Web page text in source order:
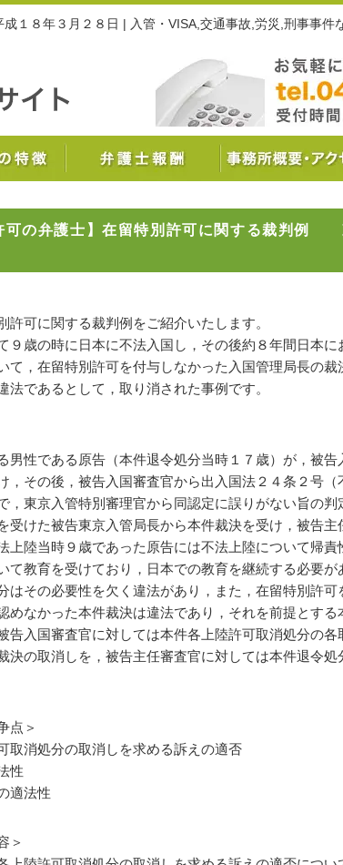
１８年３月２８日 | 入管・VISA,交通事故,労災,刑事事
可の弁護士】在留特別許可に関する裁判例
許可に関する裁判例をご紹介いたします。
９歳の時に日本に不法入国し，その後約８年間日本
て，在留特別許可を付与しなかった入国管理局長の裁
法であるとして，取り消された事例です。
男性である原告（本件退令処分当時１７歳）が，被
，その後，被告入国審査官から出入国法２４条２号
，東京入管特別審理官から同認定に誤りがない旨の
受けた被告東京入管局長から本件裁決を受け，被告
上陸当時９歳であった原告には不法上陸について帰責
て教育を受けており，日本での教育を継続する必要
はその必要性を欠く違法があり，また，在留特別許
めなかった本件裁決は違法であり，それを前提とす
告入国審査官に対しては本件各上陸許可取消処分の
決の取消しを，被告主任審査官に対しては本件退令
点＞
取消処分の取消しを求める訴えの適否
性
適法性
＞